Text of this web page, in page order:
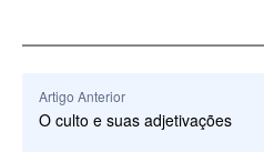
Artigo Anterior
O culto e suas adjetivações